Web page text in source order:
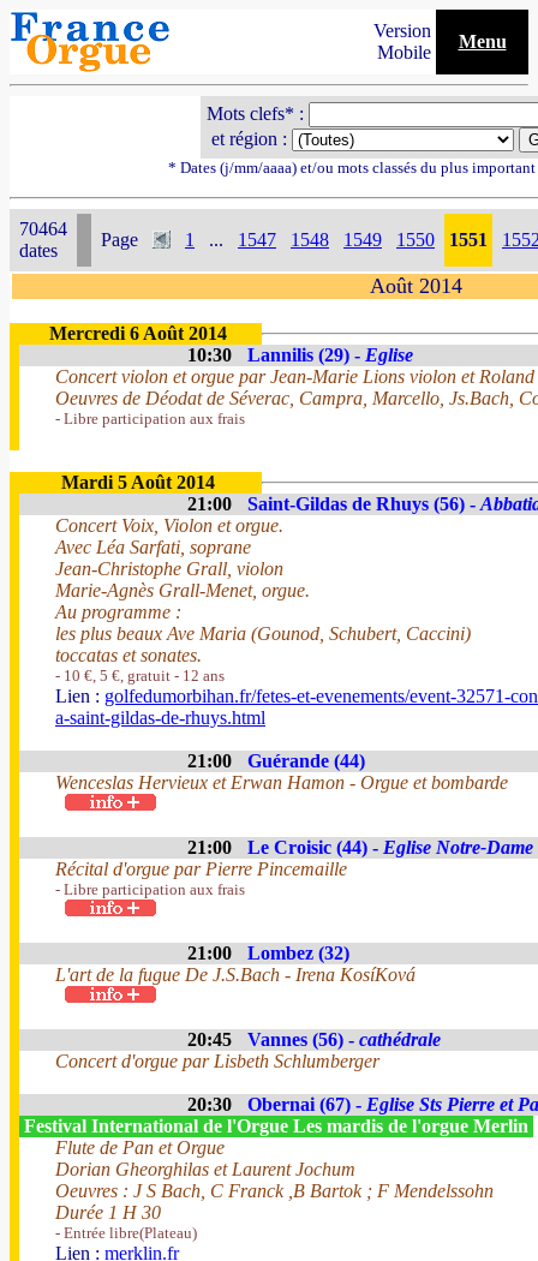
Version
Mobile
Menu
Mots clefs* :
et région :
* Dates (j/mm/aaaa) et/ou mots classés du plus
70464
dates
Page 1 ... 1547 1548 1549 1550 1551
Août 2014
Mercredi 6 Août 2014
10:30
Lannilis (29) - Eglise
Concert violon et orgue par Jean-Marie Lions violon et
Oeuvres de Déodat de Séverac, Campra, Marcello, Js.Bach,
- Libre participation aux frais
Mardi 5 Août 2014
21:00
Saint-Gildas de Rhuys (56) -
Concert Voix, Violon et orgue.
Avec Léa Sarfati, soprane
Jean-Christophe Grall, violon
Marie-Agnès Grall-Menet, orgue.
Au programme :
les plus beaux Ave Maria (Gounod, Schubert, Caccini)
toccatas et sonates.
- 10 €, 5 €, gratuit - 12 ans
Lien : golfedumorbihan.fr/fetes-et-evenements/event-32571-
a-saint-gildas-de-rhuys.html
21:00
Guérande (44)
Wenceslas Hervieux et Erwan Hamon - Orgue et bombarde
21:00 Le Croisic (44) - Eglise Notre-Dame
Récital d'orgue par Pierre Pincemaille
- Libre participation aux frais
21:00
Lombez (32)
L'art de la fugue De J.S.Bach - Irena KosíKová
20:45 Vannes (56) - cathédrale
Concert d'orgue par Lisbeth Schlumberger
20:30 Obernai (67) - Eglise Sts Pierre et
Festival International de l'Orgue Les mardis de l'orgue Merlin
Flute de Pan et Orgue
Dorian Gheorghilas et Laurent Jochum
Oeuvres : J S Bach, C Franck ,B Bartok ; F Mendelssohn
Durée 1 H 30
- Entrée libre(Plateau)
Lien : merklin.fr